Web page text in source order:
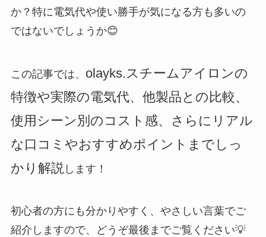
か？特に電気代や使い勝手が気になる方も多いの
ではないでしょうか😊
この記事では、 olayks.スチームアイロンの
特徴や実際の電気代、他製品との比較、
使用シーン別のコスト感、さらにリアル
な口コミやおすすめポイントまでしっ
かり解説します！
初心者の方にも分かりやすく、やさしい言葉でご
紹介しますので、どうぞ最後までご覧ください💡